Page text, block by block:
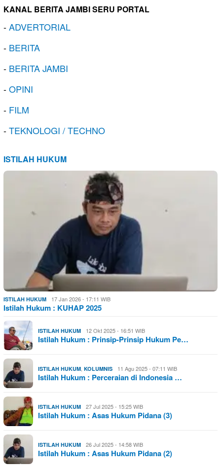
KANAL BERITA JAMBI SERU PORTAL
-ADVERTORIAL
- BERITA
- BERITA JAMBI
-OPINI
- FILM
-TEKNOLOGI / TECHNO
ISTILAH HUKUM
ISTILAH HUKUM 17 Jan 2026 - 17:11 WIB
Istilah Hukum : KUHAP 2025
ISTILAH HUKUM 12 Okt 2025 - 16:51 WIB
Istilah Hukum : Prinsip-Prinsip Hukum Pe…
ISTILAH HUKUM, KOLUMNIS 11 Agu 2025 - 07:11 WIB
Istilah Hukum : Perceraian di Indonesia …
ISTILAH HUKUM 27 Jul 2025 - 15:25 WIB
Istilah Hukum : Asas Hukum Pidana (3)
ISTILAH HUKUM 26 Jul 2025 - 14:58 WIB
Istilah Hukum : Asas Hukum Pidana (2)